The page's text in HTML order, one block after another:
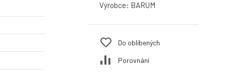
Výrobce: BARUM
Do oblíbených
Porovnání